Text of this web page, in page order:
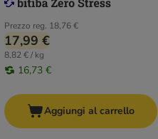
Prezzo reg. 18,76 €
17,99 €
8,82 € / kg
16,73 €
Aggiungi al carrello